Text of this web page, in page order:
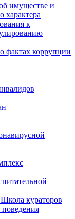
имуществе и
характера
к
фактах коррупции
кураторов